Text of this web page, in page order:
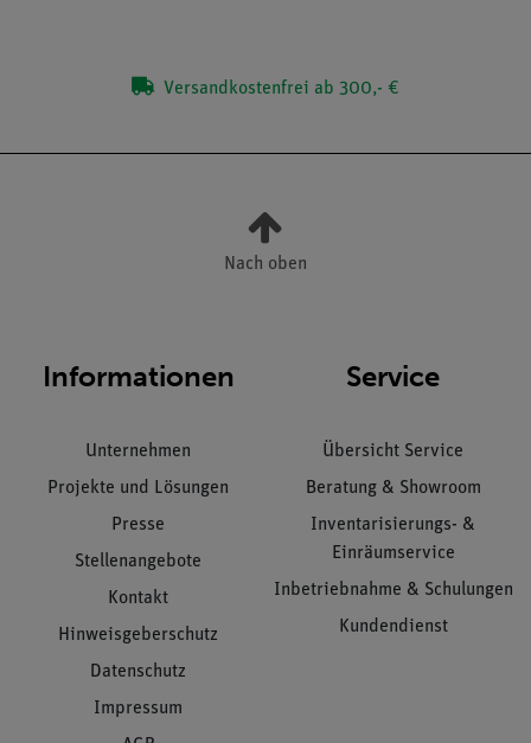
Versandkostenfrei ab 300,- €
Nach oben
Informationen
Unternehmen
Projekte und Lösungen
Presse
Stellenangebote
Kontakt
Hinweisgeberschutz
Datenschutz
Impressum
Service
Übersicht Service
Beratung & Showroom
Inventarisierungs- &
Einräumservice
Inbetriebnahme & Schulungen
Kundendienst